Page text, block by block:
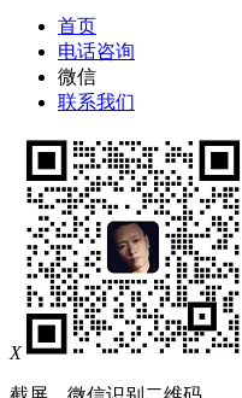
首页
电话咨询
微信
联系我们
X